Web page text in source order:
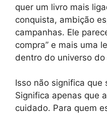
quer um livro mais
conquista, ambição
campanhas. Ele
compra” e mais uma
dentro do universo do
Isso não significa que
Significa apenas que
cuidado. Para quem